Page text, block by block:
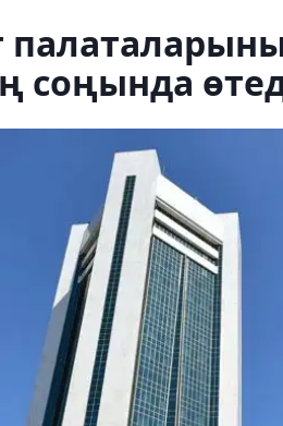
соңында